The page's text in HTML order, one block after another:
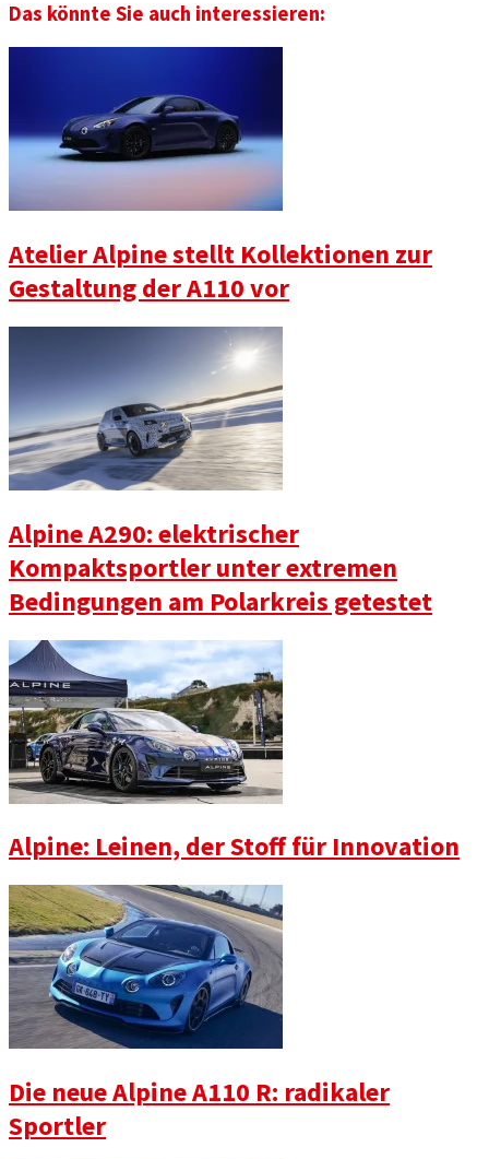
Das könnte Sie auch interessieren:
Atelier Alpine stellt Kollektionen zur
Gestaltung der A110 vor
Alpine A290: elektrischer
Kompaktsportler unter extremen
Bedingungen am Polarkreis getestet
Alpine: Leinen, der Stoff für Innovation
Die neue Alpine A110 R: radikaler
Sportler